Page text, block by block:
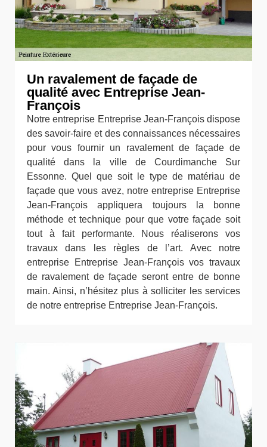
Un ravalement de façade de
qualité avec Entreprise Jean-
François
Notre entreprise Entreprise Jean-François dispose
des savoir-faire et des connaissances nécessaires
pour vous fournir un ravalement de façade de
qualité dans la ville de Courdimanche Sur
Essonne. Quel que soit le type de matériau de
façade que vous avez, notre entreprise Entreprise
Jean-François appliquera toujours la bonne
méthode et technique pour que votre façade soit
tout à fait performante. Nous réaliserons vos
travaux dans les règles de l’art. Avec notre
entreprise Entreprise Jean-François vos travaux
de ravalement de façade seront entre de bonne
main. Ainsi, n’hésitez plus à solliciter les services
de notre entreprise Entreprise Jean-François.